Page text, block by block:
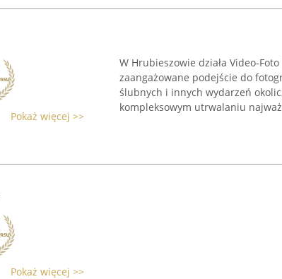
Pokaż więcej >>
W Hrubieszowie działa Video-
zaangażowane podejście do
ślubnych i innych wydarzeń
kompleksowym utrwalaniu
Pokaż więcej >>